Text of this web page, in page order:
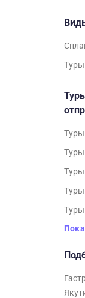
Туры
Туры
Туры
Туры